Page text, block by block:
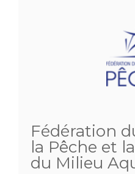
Fédération
la Pêche et
du Milieu